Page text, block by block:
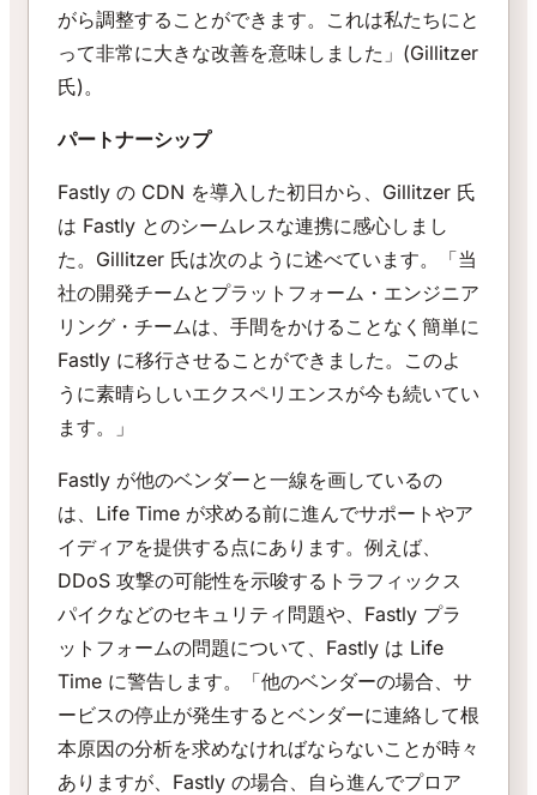
がら調整することができます。これは私たちにと
って非常に大きな改善を意味しました」(Gillitzer
氏)。
パートナーシップ
Fastly の CDN を導入した初日から、Gillitzer 氏
は Fastly とのシームレスな連携に感心しまし
た。Gillitzer 氏は次のように述べています。「当
社の開発チームとプラットフォーム・エンジニア
リング・チームは、手間をかけることなく簡単に
Fastly に移行させることができました。このよ
うに素晴らしいエクスペリエンスが今も続いてい
ます。」
Fastly が他のベンダーと一線を画しているの
は、Life Time が求める前に進んでサポートやア
イディアを提供する点にあります。例えば、
DDoS 攻撃の可能性を示唆するトラフィックス
パイクなどのセキュリティ問題や、Fastly プラ
ットフォームの問題について、Fastly は Life
Time に警告します。「他のベンダーの場合、サ
ービスの停止が発生するとベンダーに連絡して根
本原因の分析を求めなければならないことが時々
ありますが、Fastly の場合、自ら進んでプロア